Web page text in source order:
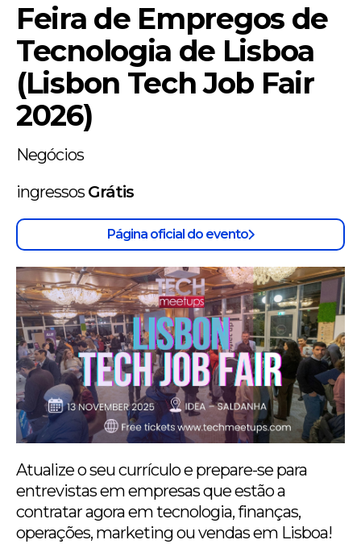
Feira de Empregos de
Tecnologia de Lisboa
(Lisbon Tech Job Fair
2026)
Negócios
ingressos Grátis
Página oficial do evento
Atualize o seu currículo e prepare-se para
entrevistas em empresas que estão a
contratar agora em tecnologia, finanças,
operações, marketing ou vendas em Lisboa!